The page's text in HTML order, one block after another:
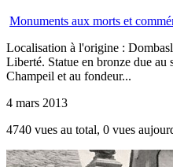
Monuments aux morts et
Localisation à l'origine :
Liberté. Statue en bronze due
Champeil et au fondeur...
4 mars 2013
4740 vues au total, 0 vues